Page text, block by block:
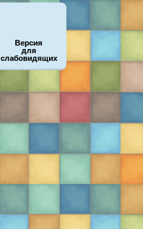
Версия
для
слабовидящих